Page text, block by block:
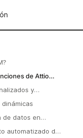
de Attio
y
de datos en
automatizado de